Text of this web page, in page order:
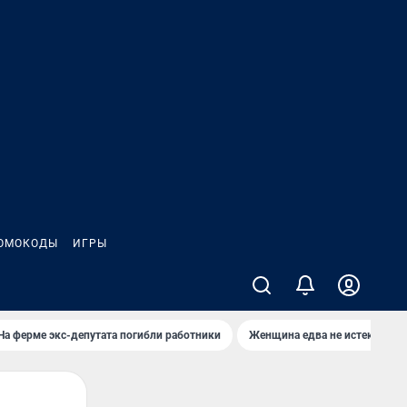
ИГРЫ
ферме экс-депутата погибли работники Женщина едва не истекла